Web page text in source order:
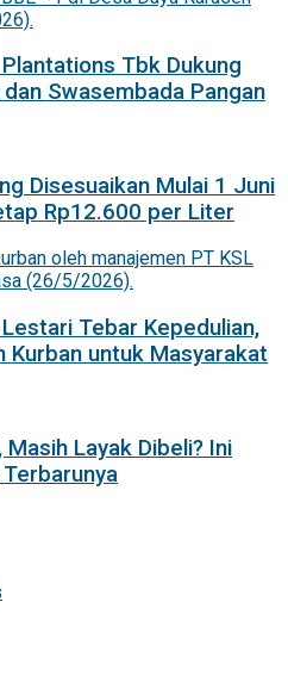
Tbk Dukung
Swasembada Pangan
Disesuaikan Mulai 1 Juni
Rp12.600 per Liter
Tebar Kepedulian,
Kurban untuk Masyarakat
Masih Layak Dibeli? Ini